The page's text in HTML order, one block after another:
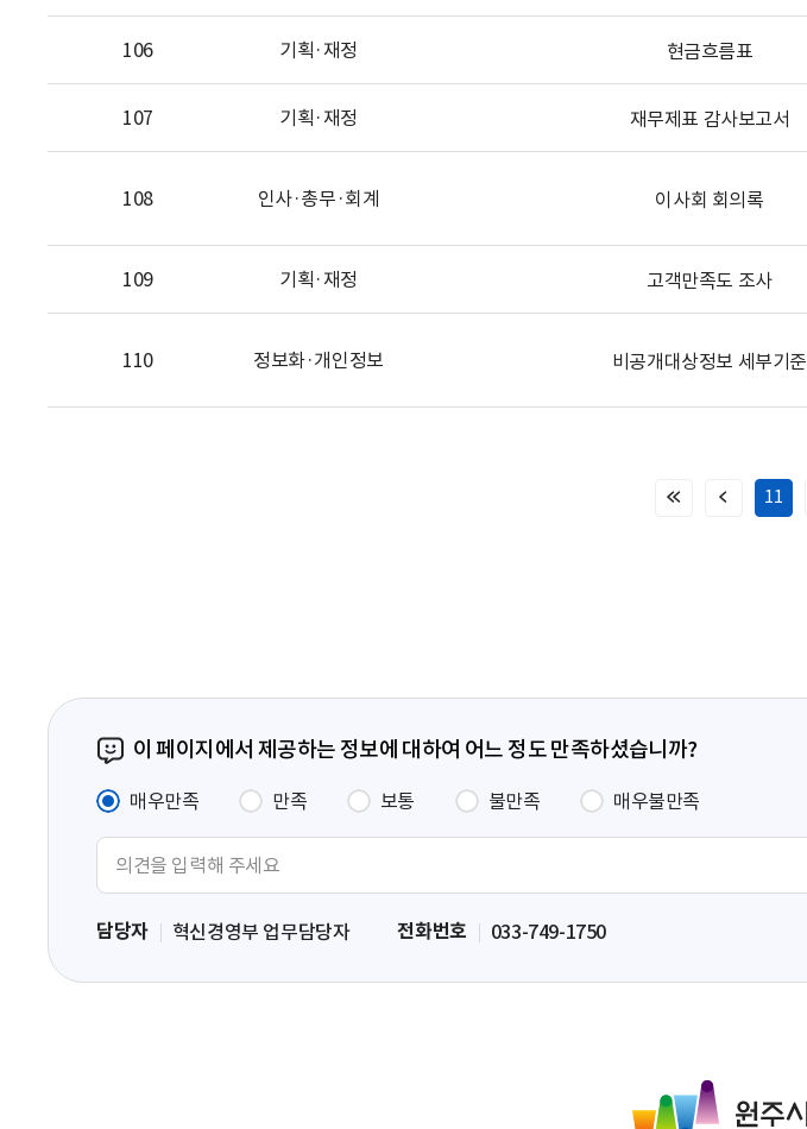
106 기획·재정 현금흐름표
107 기획·재정 재무제표 감사보고서
108 인사·총무·회계 이사회 회의록
109 기획·재정 고객만족도 조사
110 정보화·개인정보 비공개대상정보 세부기준
처
이
11
이 페이지에서 제공하는 정보에 대하여 어느 정도 만족하셨습니까?
매우만족 만족 보통 불만족 매우불만족
력
담당자 혁신경영부 업무담당자 전화번호 033-749-1750
주